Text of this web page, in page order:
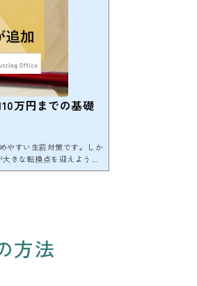
万円までの基礎
やすい生前対策です。しか
きな転換点を迎えようと
礎控除」と「暦年課税の
方法